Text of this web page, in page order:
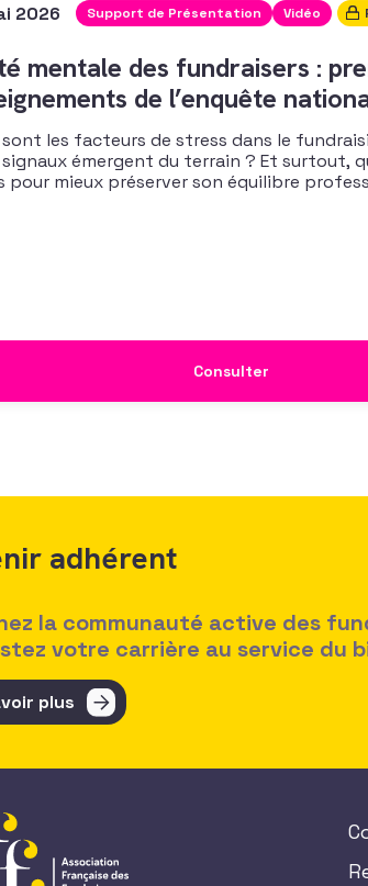
2026 Support de Présentation Vidéo
mentale des fundraisers :
de l’enquête
sont les facteurs de stress dans le
signaux émergent du terrain ? Et surtout,
pour mieux préserver son équilibre
Consulter
adhérent
la communauté active des
votre carrière au service du
plus